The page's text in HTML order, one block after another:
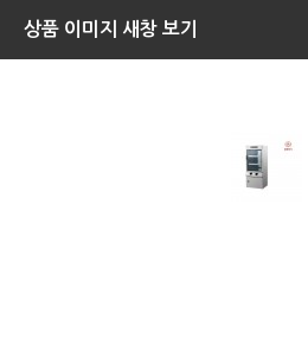
상품 이미지 새창 보기